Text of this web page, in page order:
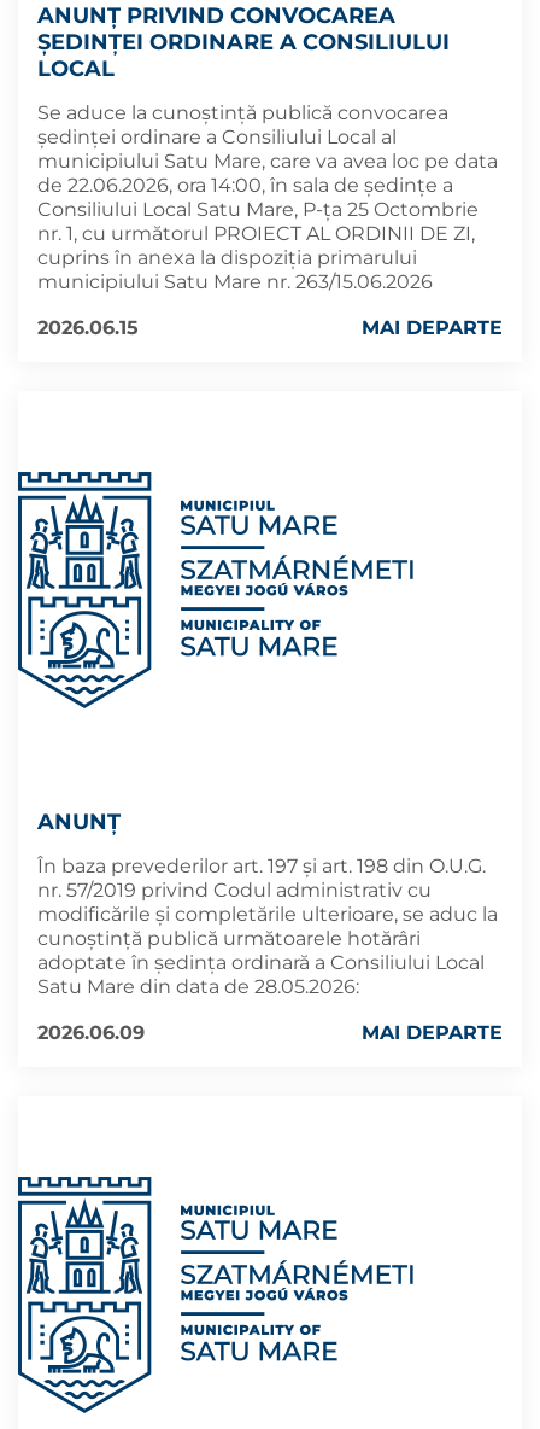
ANUNȚ PRIVIND CONVOCAREA
ȘEDINȚEI ORDINARE A CONSILIULUI
LOCAL
Se aduce la cunoștință publică convocarea
ședinței ordinare a Consiliului Local al
municipiului Satu Mare, care va avea loc pe data
de 22.06.2026, ora 14:00, în sala de ședințe a
Consiliului Local Satu Mare, P-ța 25 Octombrie
nr. 1, cu următorul PROIECT AL ORDINII DE ZI,
cuprins în anexa la dispoziția primarului
municipiului Satu Mare nr. 263/15.06.2026
2026.06.15
MAI DEPARTE
ANUNȚ
În baza prevederilor art. 197 și art. 198 din O.U.G.
nr. 57/2019 privind Codul administrativ cu
modificările și completările ulterioare, se aduc la
cunoştinţă publică următoarele hotărâri
adoptate în şedința ordinară a Consiliului Local
Satu Mare din data de 28.05.2026:
2026.06.09
MAI DEPARTE